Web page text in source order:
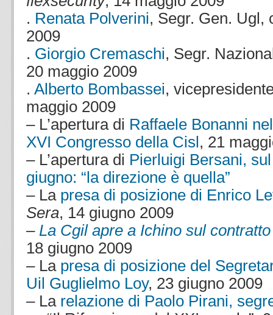
. Renata Polverini, Segr. Gen. Ugl,
2009
. Giorgio Cremaschi, Segr.
20 maggio 2009
. Alberto Bombassei,
maggio 2009
– L’apertura di Raffaele Bonanni
XVI Congresso della Cisl , 21
– L’apertura di Pierluigi Bersani,
giugno: “la direzione è quella”
– La presa di posizione di Enrico
Sera, 14 giugno 2009
– La Cgil apre a Ichino sul
18 giugno 2009
– La presa di posizione del
Uil Guglielmo Loy, 23 giugno 2009
– La relazione di Paolo Pirani,